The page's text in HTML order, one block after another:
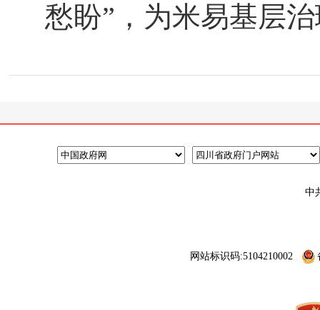
愁盼”，为米易基层
中
网站标识码:5104210002